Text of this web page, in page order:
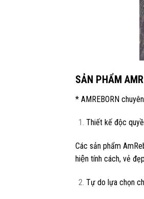
SẢN PHẨM
* AMREBORN
Thiết kế độc
Các sản phẩm
hiện tính cách, vẻ
Tự do lựa chọn